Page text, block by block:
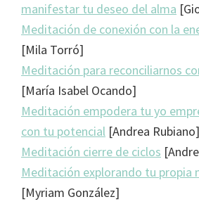
manifestar tu deseo del alma
Meditación de conexión con la
[Mila Torró]
Meditación para reconciliarnos
[María Isabel Ocando]
Meditación empodera tu yo
con tu potencial [Andrea Rubiano]
Meditación cierre de ciclos
Meditación explorando tu propia
[Myriam González]